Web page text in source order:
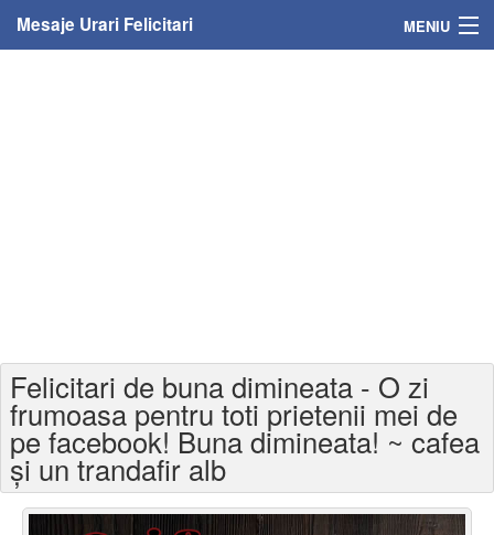
Mesaje Urari Felicitari MENIU
Felicitari varsta
Felicitari zilele anului
Felicitari zile saptamana
Felicitari de buna dimineata - O zi
frumoasa pentru toti prietenii mei de
pe facebook! Buna dimineata! ~ cafea
și un trandafir alb